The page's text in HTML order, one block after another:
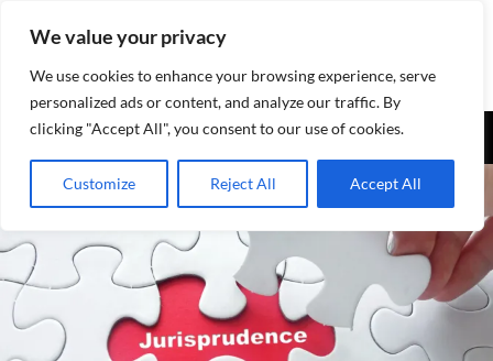
We value your privacy
We use cookies to enhance your browsing experience, serve
personalized ads or content, and analyze our traffic. By
clicking "Accept All", you consent to our use of cookies.
Customize Reject All Accept All
Assurances-sociales.info
Recherche
MENU